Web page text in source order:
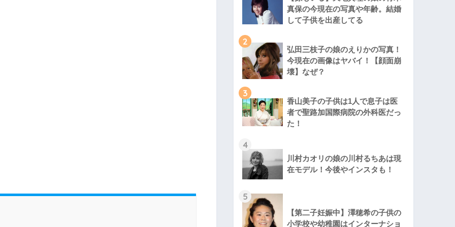
真保の今現在の写真や年齢。結婚
して子供を出産してる
2
弘田三枝子の娘のえりかの写真！
今現在の画像はヤバイ！【顔面崩
壊】なぜ？
3
香山美子の子供は1人で息子は医
者で聖路加国際病院の外科医だっ
た！
4
川村カオリの娘の川村るちあは現
在モデル！今後やインスタも！
5
【第二子妊娠中】澤穂希の子供の
小学校や幼稚園はインターナショ